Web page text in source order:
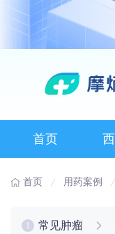
首页
首页 用药案例
常见肿瘤